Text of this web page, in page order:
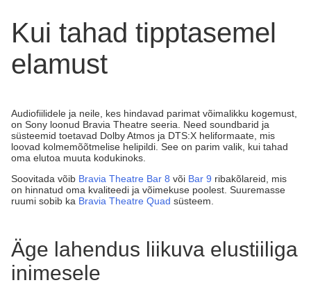
Kui tahad tipptasemel
elamust
Audiofiilidele ja neile, kes hindavad parimat võimalikku kogemust,
on Sony loonud Bravia Theatre seeria. Need soundbarid ja
süsteemid toetavad Dolby Atmos ja DTS:X heliformaate, mis
loovad kolmemõõtmelise helipildi. See on parim valik, kui tahad
oma elutoa muuta kodukinoks.
Soovitada võib Bravia Theatre Bar 8 või Bar 9 ribakõlareid, mis
on hinnatud oma kvaliteedi ja võimekuse poolest. Suuremasse
ruumi sobib ka Bravia Theatre Quad süsteem.
Äge lahendus liikuva elustiiliga
inimesele